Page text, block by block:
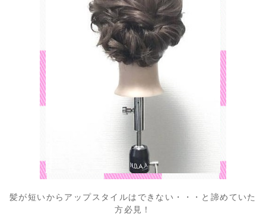
髪が短いからアップスタイルはできない・・・と諦めていた
方必見！